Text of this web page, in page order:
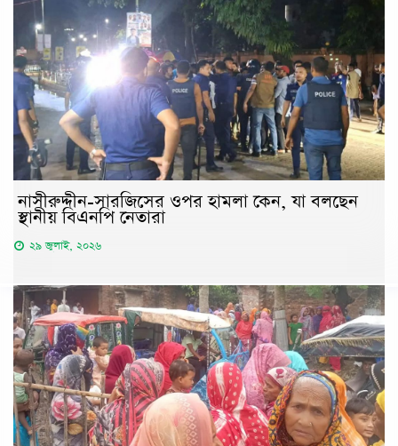
নাসীরুদ্দীন-সারজিসের ওপর হামলা কেন, যা বলছেন
স্থানীয় বিএনপি নেতারা
২৯ জুলাই, ২০২৬